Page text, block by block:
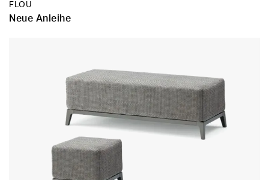
FLOU
Neue Anleihe